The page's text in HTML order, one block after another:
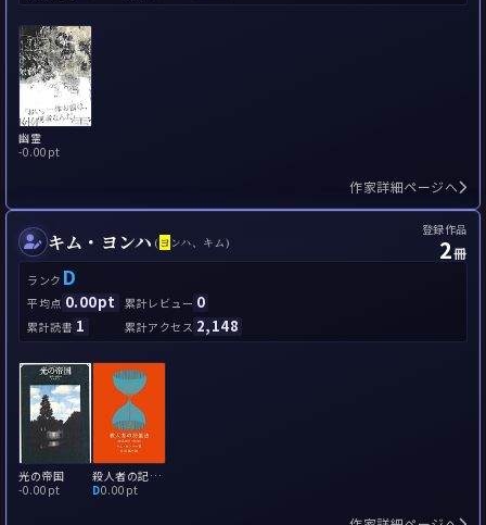
幽霊
-0.00pt
作家詳細ページへ
キム・ヨンハ (ヨ ンハ、キム)
登録作品
2冊
ランク D
平均点 0.00pt 累計レビュー 0
累計読書 1 累計アクセス 2,148
光の帝国
-0.00pt
殺人者の記憶法
D0.00pt